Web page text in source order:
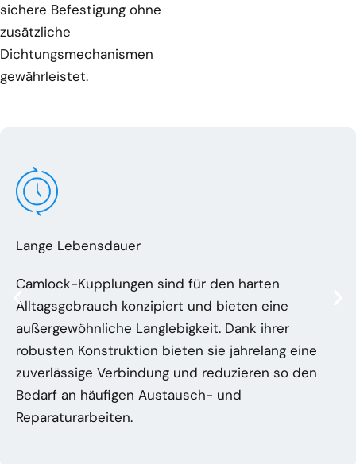
sichere Befestigung ohne
zusätzliche
Dichtungsmechanismen
gewährleistet.
Lange Lebensdauer
Camlock-Kupplungen sind für den harten
Alltagsgebrauch konzipiert und bieten eine
außergewöhnliche Langlebigkeit. Dank ihrer
robusten Konstruktion bieten sie jahrelang eine
zuverlässige Verbindung und reduzieren so den
Bedarf an häufigen Austausch- und
Reparaturarbeiten.